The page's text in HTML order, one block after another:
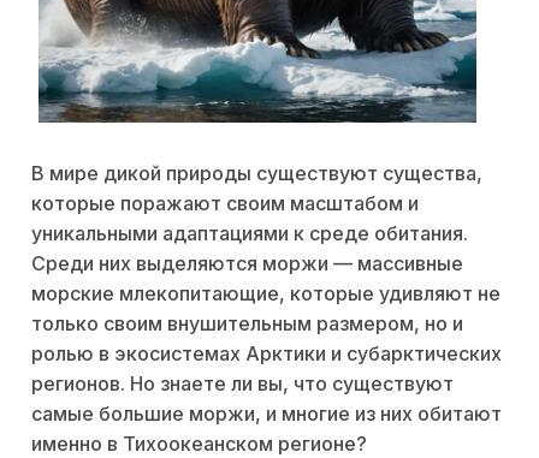
В мире дикой природы существуют существа,
которые поражают своим масштабом и
уникальными адаптациями к среде обитания.
Среди них выделяются моржи — массивные
морские млекопитающие, которые удивляют не
только своим внушительным размером, но и
ролью в экосистемах Арктики и субарктических
регионов. Но знаете ли вы, что существуют
самые большие моржи, и многие из них обитают
именно в Тихоокеанском регионе?